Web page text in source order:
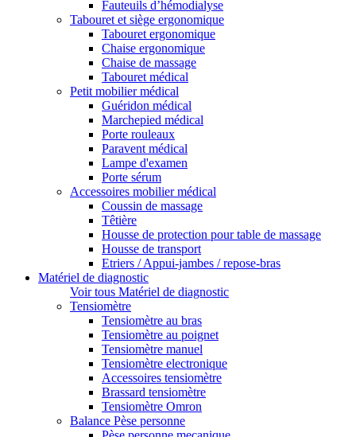
Fauteuils d’hémodialyse
Tabouret et siège ergonomique
Tabouret ergonomique
Chaise ergonomique
Chaise de massage
Tabouret médical
Petit mobilier médical
Guéridon médical
Marchepied médical
Porte rouleaux
Paravent médical
Lampe d'examen
Porte sérum
Accessoires mobilier médical
Coussin de massage
Têtière
Housse de protection pour table de massage
Housse de transport
Etriers / Appui-jambes / repose-bras
Matériel de diagnostic
Voir tous Matériel de diagnostic
Tensiomètre
Tensiomètre au bras
Tensiomètre au poignet
Tensiomètre manuel
Tensiomètre electronique
Accessoires tensiomètre
Brassard tensiomètre
Tensiomètre Omron
Balance Pèse personne